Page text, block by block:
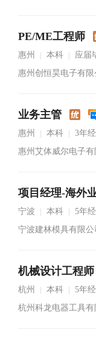
PE/ME工程师
惠州 本科 应届
惠州创恒昊电子有限
业务主管
惠州 本科 3年
惠州艾体威尔电子有
项目经理-海外
宁波 本科 5年
宁波建林模具有限公
机械设计工程师
杭州 本科 5年
杭州科龙电器工具有